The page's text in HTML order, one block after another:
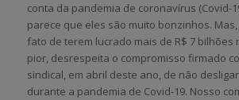
conta da pandemia de coronavírus (Covid-
parece que eles são muito bonzinhos.
fato de terem lucrado mais de R$ 7 bilhões
pior, desrespeita o compromisso firmado
sindical, em abril deste ano, de não
durante a pandemia de Covid-19. Nosso